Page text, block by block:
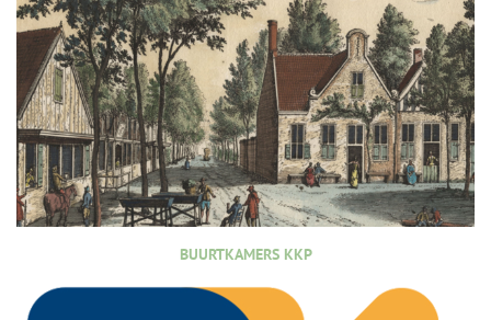
BUURTKAMERS KKP